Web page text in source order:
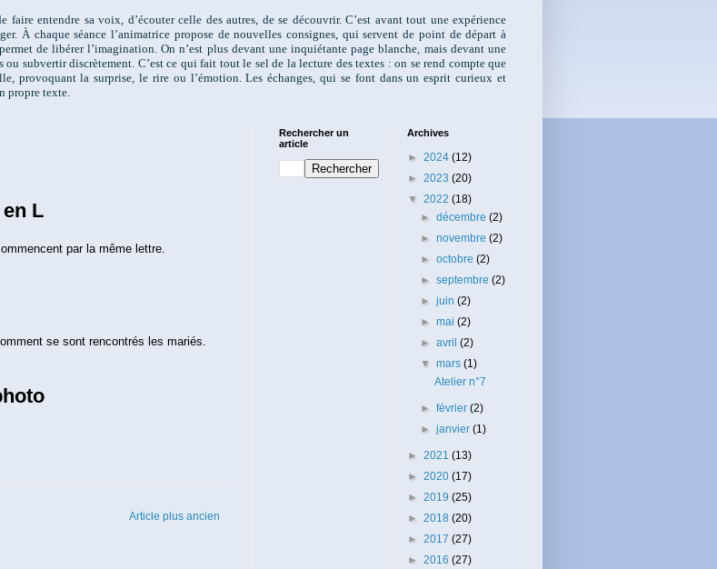
faire entendre sa voix, d’écouter celle des autres, de se découvrir. C’est avant tout une expérience
À chaque séance l’animatrice propose de nouvelles consignes, qui servent de point de départ à
de libérer l’imagination. On n’est plus devant une inquiétante page blanche, mais devant une
subvertir discrètement. C’est ce qui fait tout le sel de la lecture des textes : on se rend compte que
provoquant la surprise, le rire ou l’émotion. Les échanges, qui se font dans un esprit curieux et
propre texte.
L
par la même lettre.
se sont rencontrés les mariés.
Article plus ancien
Rechercher un
article
Archives
► 2024 (12)
► 2023 (20)
▼ 2022 (18)
►décembre(2)
►novembre(2)
►octobre(2)
►septembre(2)
►juin(2)
►mai(2)
►avril(2)
▼mars(1)
Atelier n°7
►février(2)
►janvier(1)
► 2021 (13)
► 2020 (17)
► 2019 (25)
► 2018 (20)
► 2017 (27)
► 2016 (27)